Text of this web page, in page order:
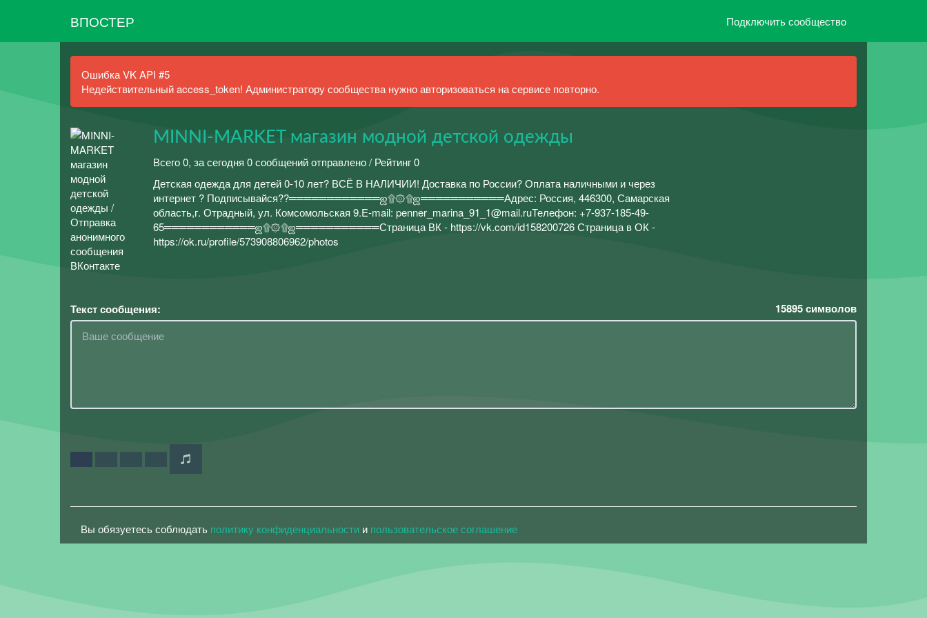
ВПОСТЕР Подключить сообщество
Ошибка VK API #5
Недействительный access_token! Администратору сообщества нужно авторизоваться на сервисе повторно.
MINNI-MARKET магазин модной детской одежды
Всего 0, за сегодня 0 сообщений отправлено / Рейтинг 0
Детская одежда для детей 0-10 лет? ВСЁ В НАЛИЧИИ! Доставка по России? Оплата наличными и через
интернет ? Подписывайся??════════════ஜ۩۞۩ஜ═══════════Адрес: Россия, 446300, Самарская
область,г. Отрадный, ул. Комсомольская 9.E-mail: penner_marina_91_1@mail.ruТелефон: +7-937-185-49-
65════════════ஜ۩۞۩ஜ═══════════Страница ВК - https://vk.com/id158200726 Страница в ОК -
https://ok.ru/profile/573908806962/photos
Текст сообщения: 15895символов
Вы обязуетесь соблюдать политику конфиденциальности и пользовательское соглашение